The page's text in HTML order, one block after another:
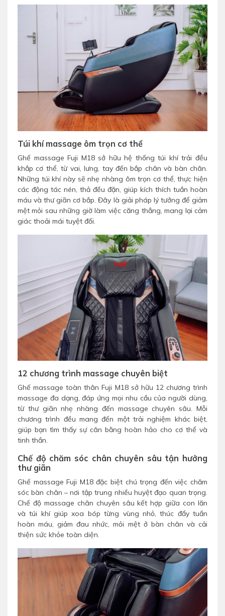
Túi khí massage ôm trọn cơ thể
Ghế massage Fuji M18 sở hữu hệ thống túi khí trải đều
khắp cơ thể, từ vai, lưng, tay đến bắp chân và bàn chân.
Những túi khí này sẽ nhẹ nhàng ôm trọn cơ thể, thực hiện
các động tác nén, thả đều đặn, giúp kích thích tuần hoàn
máu và thư giãn cơ bắp. Đây là giải pháp lý tưởng để giảm
mệt mỏi sau những giờ làm việc căng thẳng, mang lại cảm
giác thoải mái tuyệt đối.
12 chương trình massage chuyên biệt
Ghế massage toàn thân Fuji M18 sở hữu 12 chương trình
massage đa dạng, đáp ứng mọi nhu cầu của người dùng,
từ thư giãn nhẹ nhàng đến massage chuyên sâu. Mỗi
chương trình đều mang đến một trải nghiệm khác biệt,
giúp bạn tìm thấy sự cân bằng hoàn hảo cho cơ thể và
tinh thần.
Chế độ chăm sóc chân chuyên sâu tận hưởng
thư giãn
Ghế massage Fuji M18 đặc biệt chú trọng đến việc chăm
sóc bàn chân – nơi tập trung nhiều huyệt đạo quan trọng.
Chế độ massage chân chuyên sâu kết hợp giữa con lăn
và túi khí giúp xoa bóp từng vùng nhỏ, thúc đẩy tuần
hoàn máu, giảm đau nhức, mỏi mệt ở bàn chân và cải
thiện sức khỏe toàn diện.